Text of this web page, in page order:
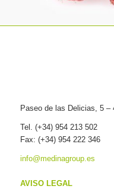
Paseo de las Delicias, 5 –
Tel. (+34) 954 213 502
Fax: (+34) 954 222 346
info@medinagroup.es
AVISO LEGAL